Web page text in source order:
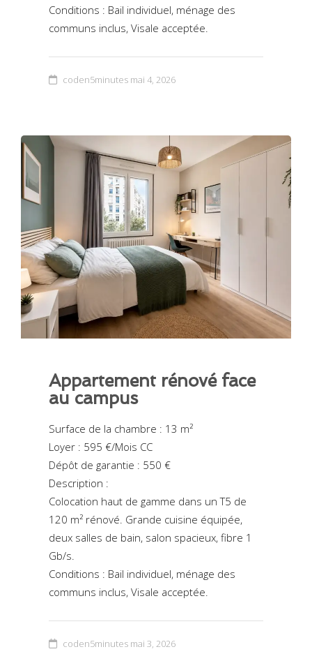
Conditions : Bail individuel, ménage des
communs inclus, Visale acceptée.
coden5minutes mai 4, 2026
Appartement rénové face
au campus
Surface de la chambre : 13 m²
Loyer : 595 €/Mois CC
Dépôt de garantie : 550 €
Description :
Colocation haut de gamme dans un T5 de
120 m² rénové. Grande cuisine équipée,
deux salles de bain, salon spacieux, fibre 1
Gb/s.
Conditions : Bail individuel, ménage des
communs inclus, Visale acceptée.
coden5minutes mai 3, 2026